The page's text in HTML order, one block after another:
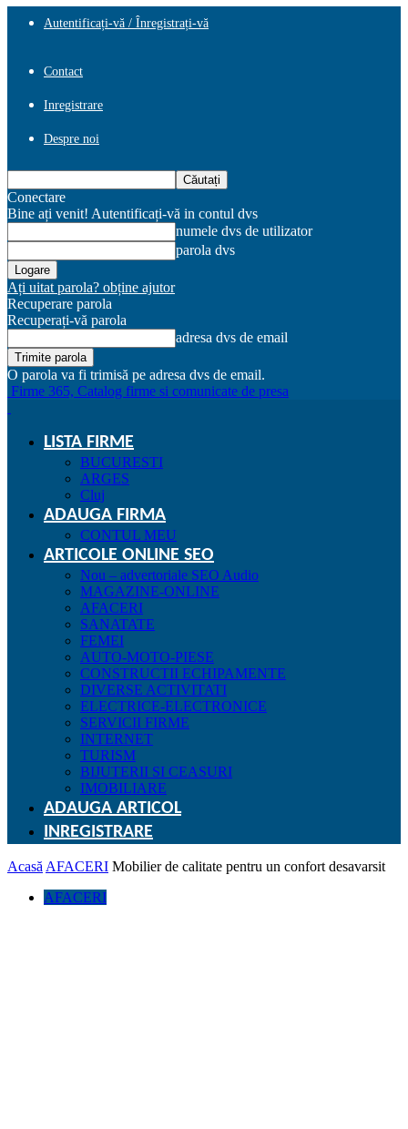
Autentificați-vă / Înregistrați-vă
Contact
Inregistrare
Despre noi
Conectare
Bine ați venit! Autentificați-vă in contul dvs
numele dvs de utilizator
parola dvs
Ați uitat parola? obține ajutor
Recuperare parola
Recuperați-vă parola
adresa dvs de email
O parola va fi trimisă pe adresa dvs de email.
Firme 365, Catalog firme si comunicate de presa
LISTA FIRME
BUCURESTI
ARGES
Cluj
ADAUGA FIRMA
CONTUL MEU
ARTICOLE ONLINE SEO
Nou – advertoriale SEO Audio
MAGAZINE-ONLINE
AFACERI
SANATATE
FEMEI
AUTO-MOTO-PIESE
CONSTRUCTII ECHIPAMENTE
DIVERSE ACTIVITATI
ELECTRICE-ELECTRONICE
SERVICII FIRME
INTERNET
TURISM
BIJUTERII SI CEASURI
IMOBILIARE
ADAUGA ARTICOL
INREGISTRARE
Acasă AFACERI Mobilier de calitate pentru un confort desavarsit
AFACERI